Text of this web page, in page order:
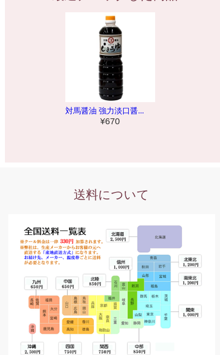
対馬醤油 強力淡口醤...
¥670
送料について